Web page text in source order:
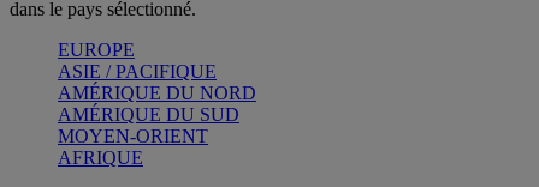
dans le pays sélectionné.
EUROPE
ASIE / PACIFIQUE
AMÉRIQUE DU NORD
AMÉRIQUE DU SUD
MOYEN-ORIENT
AFRIQUE